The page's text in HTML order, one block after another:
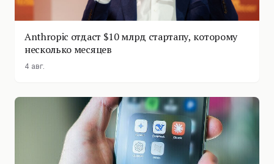
Anthropic отдаст $10 млрд стартапу, которому
несколько месяцев
4 авг.